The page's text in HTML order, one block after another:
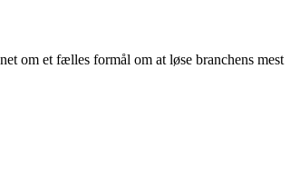
om et fælles formål om at løse branchens mest